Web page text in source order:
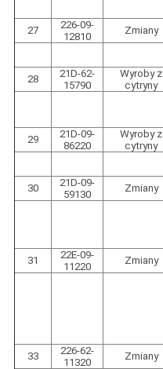
27
226-09-
12810
Zmiany
28
21D-62-
15790
Wyroby z
cytryny
29
21D-09-
86220
Wyroby z
cytryny
30
21D-09-
59130
Zmiany
31
22E-09-
11220
Zmiany
33
226-62-
11320
Zmiany